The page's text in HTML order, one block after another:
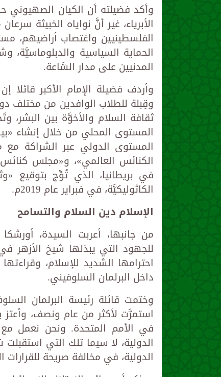
وأكد فضيلته أن الكيان الصهيوني
الأبرياء، غير أنَّ نواياه الخبيثة
الفلسطينيين واغتصاب أراضيهم،
الحماية السياسية
المدنيين على مدار السَّاعة.
وأردف فضيلة الإمام الأكبر قائلا
وقِبلة للطلاب الوافدين من مختلف
ثقافة السلام والأخوَّة بين
المستوى المحلي من خلال إنشاء
المستوى الدولي عبر الشراكة
الكنائس العالمي»، و«مجلس
في بريطانيا، الذي تُوِّج بتوقيع
الكاثوليكيَّة، في فبراير عام 2019م.
الإسلام دين السلام والتسامح
من جانبها، أعربت السيدة،
للجهود التي يبذلها شيخ الأزهر
احترامها الشديد للإسلام،
داخل البرلمان السلوفيني.
وختمت قائلة رئيسة البرلمان
استمرَّت لأكثر من عام ونصف، وأعتز
في الأمم المتحدة. ونحن نعمل
الدولية، لا سيما تلك التي
الدولية، في مخالفة صريحة للقرارات